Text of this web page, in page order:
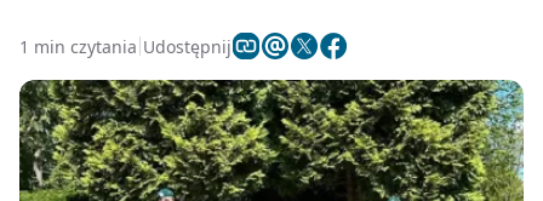
1 min czytania Udostępnij